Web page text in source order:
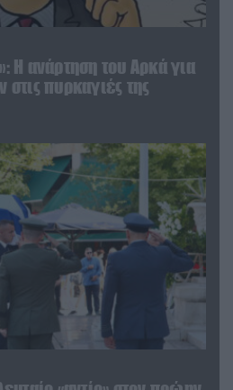
Η ανάρτηση του Αρκά για
πυρκαγιές της